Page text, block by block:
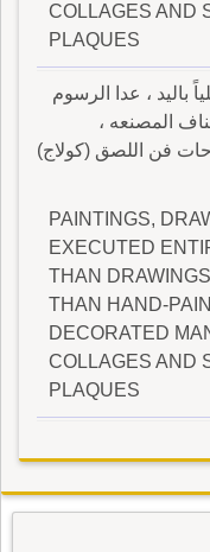
COLLAGES AND
PLAQUES
، عدا الرسوم
وعدا الأصناف المصنعه ،
فن اللصق (كولاج)
PAINTINGS,
EXECUTED
THAN
THAN HAND-
DECORATED
COLLAGES AND
PLAQUES